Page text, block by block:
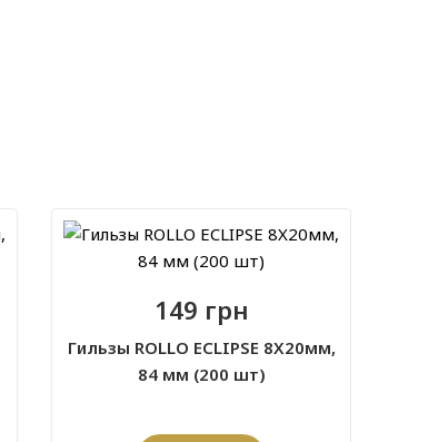
149 грн
Гильзы ROLLO ECLIPSE 8X20мм,
84 мм (200 шт)